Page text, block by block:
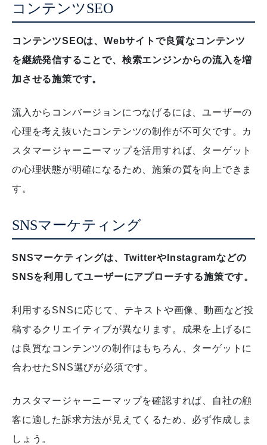
コンテンツSEO
コンテンツSEOは、Webサイトで良質なコンテンツ
を継続発信することで、検索エンジンからの流入を増
加させる施策です。
流入からコンバージョンにつなげるには、ユーザーの
心理を考え抜いたコンテンツの制作が不可欠です。 カ
スタマージャーニーマップを活用すれば、ターゲット
の心理状態が明確になるため、施策の質を向上できま
す。
SNSマーケティング
SNSマーケティングは、TwitterやInstagramなどの
SNSを利用してユーザーにアプローチする施策です。
利用するSNSに応じて、テキストや画像、動画など投
稿するクリエイティブが異なります。
成果を上げるに
は良質なコンテンツの制作はもちろん、ターゲットに
合わせたSNS選びが必須です。
カスタマージャーニーマップを確認すれば、自社の顧
客に適した訴求方法が見えてくるため、必ず作成しま
しょう。